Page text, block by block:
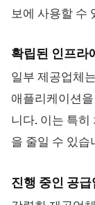
보에 사용할 수
확립된 인프라
일부 제공업체
애플리케이션
니다. 이는 특
을 줄일 수 있습
진행 중인 공급